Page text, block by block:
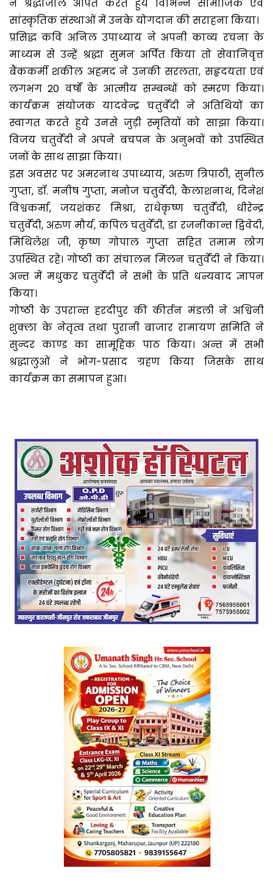
ने श्रद्धांजलि अर्पित करते हुये विभिन्न सामाजिक एवं
सांस्कृतिक संस्थाओं में उनके योगदान की सराहना किया।
प्रसिद्ध कवि अनिल उपाध्याय ने अपनी काव्य रचना के
माध्यम से उन्हें श्रद्धा सुमन अर्पित किया तो सेवानिवृत्त
बैंककर्मी शकील अहमद ने उनकी सरलता, सहृदयता एवं
लगभग 20 वर्षों के आत्मीय सम्बन्धों को स्मरण किया।
कार्यक्रम संयोजक यादवेन्द्र चतुर्वेदी ने अतिथियों का
स्वागत करते हुये उनसे जुड़ी स्मृतियों को साझा किया।
विजय चतुर्वेदी ने अपने बचपन के अनुभवों को उपस्थित
जनों के साथ साझा किया।
इस अवसर पर अमरनाथ उपाध्याय, अरुण त्रिपाठी, सुनील
गुप्ता, डॉ. मनीष गुप्ता, मनोज चतुर्वेदी, कैलाशनाथ, दिनेश
विश्वकर्मा, जयशंकर मिश्रा, राधेकृष्ण चतुर्वेदी, धीरेन्द्र
चतुर्वेदी, अरुण मौर्य, कपिल चतुर्वेदी, डा रजनीकान्त द्विवेदी,
मिथिलेश जी, कृष्ण गोपाल गुप्ता सहित तमाम लोग
उपस्थित रहे। गोष्ठी का संचालन मिलन चतुर्वेदी ने किया।
अन्त में मधुकर चतुर्वेदी ने सभी के प्रति धन्यवाद ज्ञापन
किया।
गोष्ठी के उपरान्त हरदीपुर की कीर्तन मंडली ने अश्विनी
शुक्ला के नेतृत्व तथा पुरानी बाजार रामायण समिति ने
सुन्दर काण्ड का सामूहिक पाठ किया। अन्त में सभी
श्रद्धालुओं ने भोग-प्रसाद ग्रहण किया जिसके साथ
कार्यक्रम का समापन हुआ।